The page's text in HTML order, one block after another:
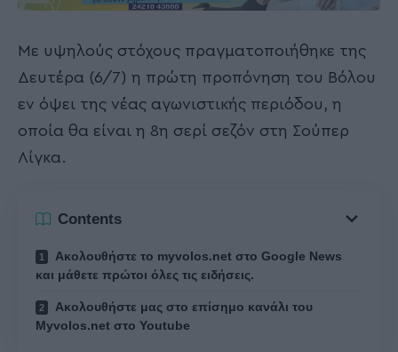
Με υψηλούς στόχους πραγματοποιήθηκε της
Δευτέρα (6/7) η πρώτη προπόνηση του Βόλου
εν όψει της νέας αγωνιστικής περιόδου, η
οποία θα είναι η 8η σερί σεζόν στη Σούπερ
Λίγκα.
Contents
Ακολουθήστε το myvolos.net στο Google News
και μάθετε πρώτοι όλες τις ειδήσεις.
Ακολουθήστε μας στο επίσημο κανάλι του
Myvolos.net στο Youtube